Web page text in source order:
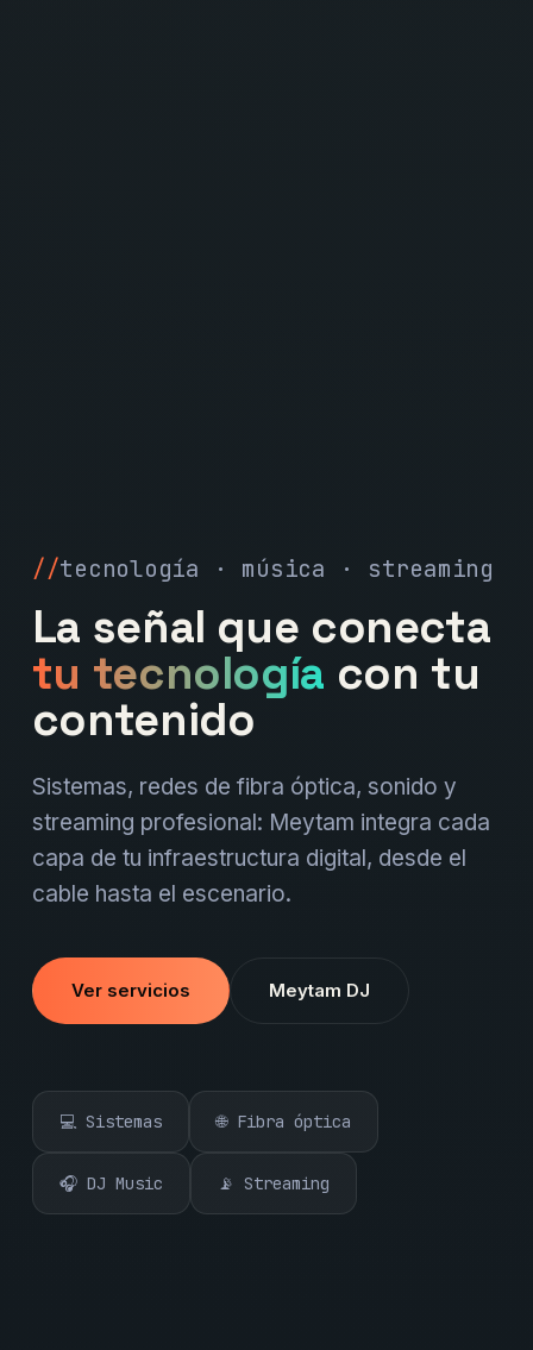
tecnología · música · streaming
La señal que conecta
tu tecnología con tu
contenido
Sistemas, redes de fibra óptica, sonido y
streaming profesional: Meytam integra cada
capa de tu infraestructura digital, desde el
cable hasta el escenario.
Ver servicios Meytam DJ
💻 Sistemas 🌐 Fibra óptica
🎧 DJ Music 📡 Streaming